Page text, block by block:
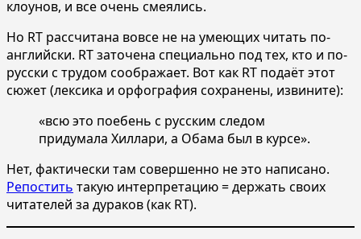
клоунов, и все очень смеялись.
Но RT рассчитана вовсе не на умеющих читать по-
английски. RT заточена специально под тех, кто и по-
русски с трудом соображает. Вот как RT подаёт этот
сюжет (лексика и орфография сохранены, извините):
«всю это поебень с русским следом
придумала Хиллари, а Обама был в курсе».
Нет, фактически там совершенно не это написано.
Репостить такую интерпретацию = держать своих
читателей за дураков (как RT).